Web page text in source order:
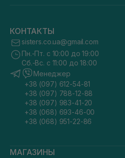
КОНТАКТЫ
sisters.co.ua@gmail.com
Пн.-Пт. с 10:00 до 19:00
Сб.-Вс. с 11:00 до 18:00
Менеджер
+38 (097) 612-54-81
+38 (097) 788-12-88
+38 (097) 983-41-20
+38 (068) 693-46-00
+38 (068) 951-22-86
МАГАЗИНЫ